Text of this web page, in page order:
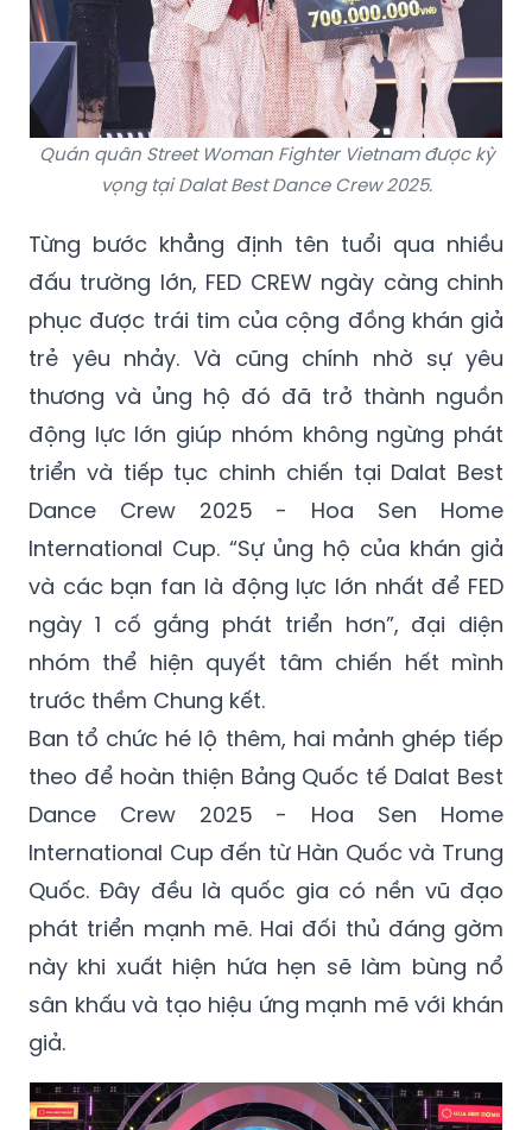
Quán quân Street Woman Fighter Vietnam được kỳ
vọng tại Dalat Best Dance Crew 2025.
Từng bước khẳng định tên tuổi qua nhiều
đấu trường lớn, FED CREW ngày càng chinh
phục được trái tim của cộng đồng khán giả
trẻ yêu nhảy. Và cũng chính nhờ sự yêu
thương và ủng hộ đó đã trở thành nguồn
động lực lớn giúp nhóm không ngừng phát
triển và tiếp tục chinh chiến tại Dalat Best
Dance Crew 2025 - Hoa Sen Home
International Cup. “Sự ủng hộ của khán giả
và các bạn fan là động lực lớn nhất để FED
ngày 1 cố gắng phát triển hơn”, đại diện
nhóm thể hiện quyết tâm chiến hết mình
trước thềm Chung kết.
Ban tổ chức hé lộ thêm, hai mảnh ghép tiếp
theo để hoàn thiện Bảng Quốc tế Dalat Best
Dance Crew 2025 - Hoa Sen Home
International Cup đến từ Hàn Quốc và Trung
Quốc. Đây đều là quốc gia có nền vũ đạo
phát triển mạnh mẽ. Hai đối thủ đáng gờm
này khi xuất hiện hứa hẹn sẽ làm bùng nổ
sân khấu và tạo hiệu ứng mạnh mẽ với khán
giả.